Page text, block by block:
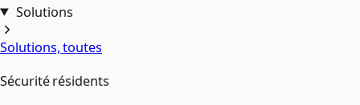
Solutions
Solutions,toutes
Sécurité résidents